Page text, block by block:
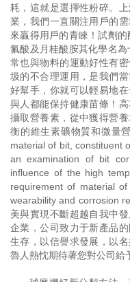
耗，這就是選擇性粉碎。
業，我們一直關注用戶的
來贏得用戶的青睞！試劑
氟酸及月桂酸胺其化學名
常也與物料的運動好性有
圾的不合理運用，是我們
好幫手，你就可以輕易地
與人都能保持健康苗條！
攝取營養素，從中獲得營
衡的維生素礦物質和微量
material of bit, constituent
an examination of bit
influence of the high
requirement of material
wearability and corrosion
美與實現不斷超越自我中
企業，公司致力于新產品
生存，以信譽求發展，以
魯人熱忱期待著您對公司給